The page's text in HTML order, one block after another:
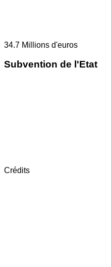
34.7 Millions d'euros
Subvention de l'Etat
Crédits